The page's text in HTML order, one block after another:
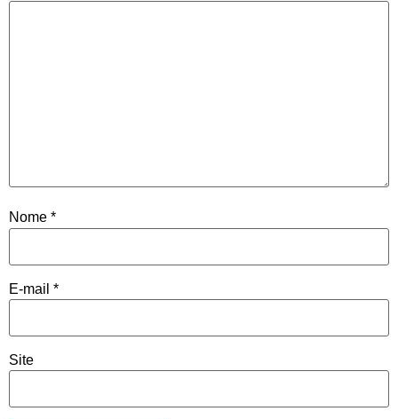
Nome *
E-mail *
Site